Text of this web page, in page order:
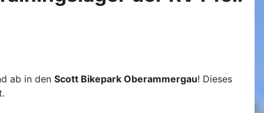
ab in den Scott Bikepark Oberammergau! Dieses